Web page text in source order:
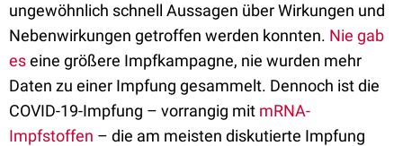
ungewöhnlich schnell Aussagen über Wirkungen und
Nebenwirkungen getroffen werden konnten. Nie gab
eseine größere Impfkampagne, nie wurden mehr
Daten zu einer Impfung gesammelt. Dennoch ist die
COVID-19-Impfung – vorrangig mit mRNA-
Impfstoffen – die am meisten diskutierte Impfung